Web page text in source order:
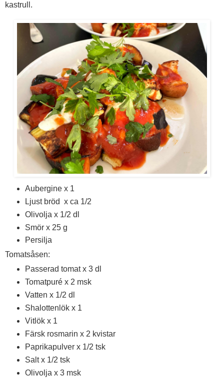
kastrull.
Aubergine x 1
Ljust bröd x ca 1/2
Olivolja x 1/2 dl
Smör x 25 g
Persilja
Tomatsåsen:
Passerad tomat x 3 dl
Tomatpuré x 2 msk
Vatten x 1/2 dl
Shalottenlök x 1
Vitlök x 1
Färsk rosmarin x 2 kvistar
Paprikapulver x 1/2 tsk
Salt x 1/2 tsk
Olivolja x 3 msk